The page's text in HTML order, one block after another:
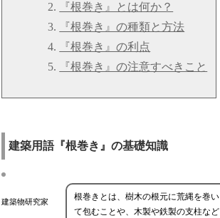
『根巻き』とは何か？
『根巻き』の種類と方法
『根巻き』の利点
『根巻き』の注意すべきこと
建築用語『根巻き』の基礎知識
建築物研究家
根巻きとは、樹木の根元に荒縄を巻い
て包むことや、木製や鉄製の支柱など